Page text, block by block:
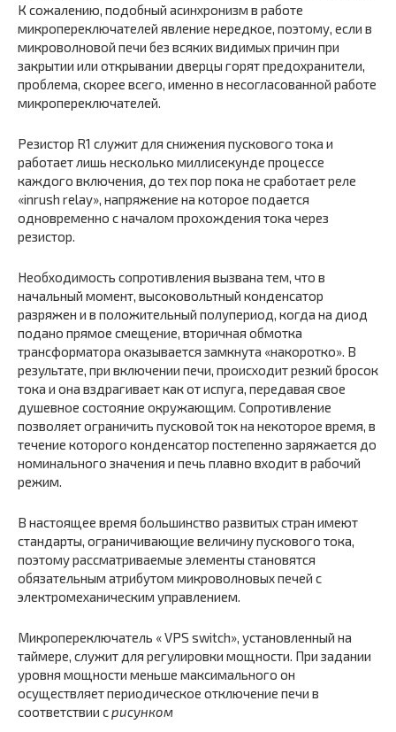
К сожалению, подобный асинхронизм в работе
микропереключателей явление нередкое, поэтому, если в
микроволновой печи без всяких видимых причин при
закрытии или открывании дверцы горят предохранители,
проблема, скорее всего, именно в несогласованной работе
микропереключателей.
Резистор R1 служит для снижения пускового тока и
работает лишь несколько миллисекунде процессе
каждого включения, до тех пор пока не сработает реле
«inrush relay», напряжение на которое подается
одновременно с началом прохождения тока через
резистор.
Необходимость сопротивления вызвана тем, что в
начальный момент, высоковольтный конденсатор
разряжен и в положительный полупериод, когда на диод
подано прямое смещение, вторичная обмотка
трансформатора оказывается замкнута «накоротко». В
результате, при включении печи, происходит резкий бросок
тока и она вздрагивает как от испуга, передавая свое
душевное состояние окружающим. Сопротивление
позволяет ограничить пусковой ток на некоторое время, в
течение которого конденсатор постепенно заряжается до
номинального значения и печь плавно входит в рабочий
режим.
В настоящее время большинство развитых стран имеют
стандарты, ограничивающие величину пускового тока,
поэтому рассматриваемые элементы становятся
обязательным атрибутом микроволновых печей с
электромеханическим управлением.
Микропереключатель « VPS switch», установленный на
таймере, служит для регулировки мощности. При задании
уровня мощности меньше максимального он
осуществляет периодическое отключение печи в
соответствии срисунком